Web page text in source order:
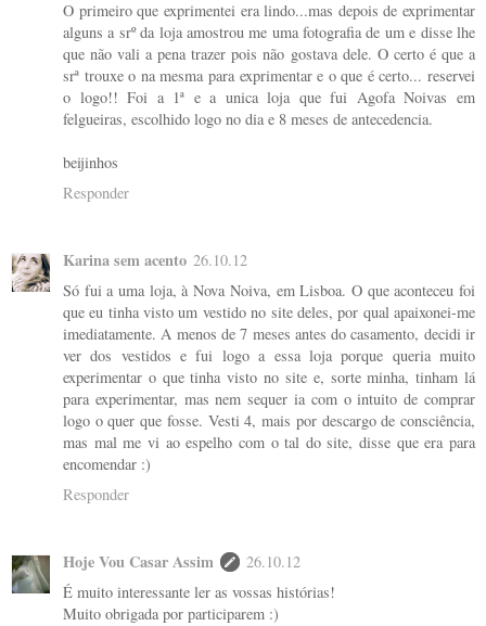
O primeiro que exprimentei era lindo...mas depois de exprimentar
alguns a srº da loja amostrou me uma fotografia de um e disse lhe
que não vali a pena trazer pois não gostava dele. O certo é que a
srª trouxe o na mesma para exprimentar e o que é certo... reservei
o logo!! Foi a 1ª e a unica loja que fui Agofa Noivas em
felgueiras, escolhido logo no dia e 8 meses de antecedencia.
beijinhos
Responder
Karina sem acento 26.10.12
Só fui a uma loja, à Nova Noiva, em Lisboa. O que aconteceu foi
que eu tinha visto um vestido no site deles, por qual apaixonei-me
imediatamente. A menos de 7 meses antes do casamento, decidi ir
ver dos vestidos e fui logo a essa loja porque queria muito
experimentar o que tinha visto no site e, sorte minha, tinham lá
para experimentar, mas nem sequer ia com o intuito de comprar
logo o quer que fosse. Vesti 4, mais por descargo de consciência,
mas mal me vi ao espelho com o tal do site, disse que era para
encomendar :)
Responder
Hoje Vou Casar Assim
26.10.12
É muito interessante ler as vossas histórias!
Muito obrigada por participarem :)